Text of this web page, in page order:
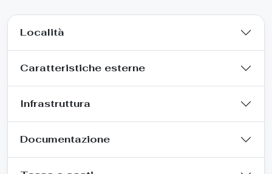
Località
Caratteristiche esterne
Infrastruttura
Documentazione